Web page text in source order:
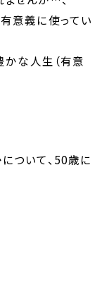
意義に使ってい
かな人生（有意
ついて、50歳に